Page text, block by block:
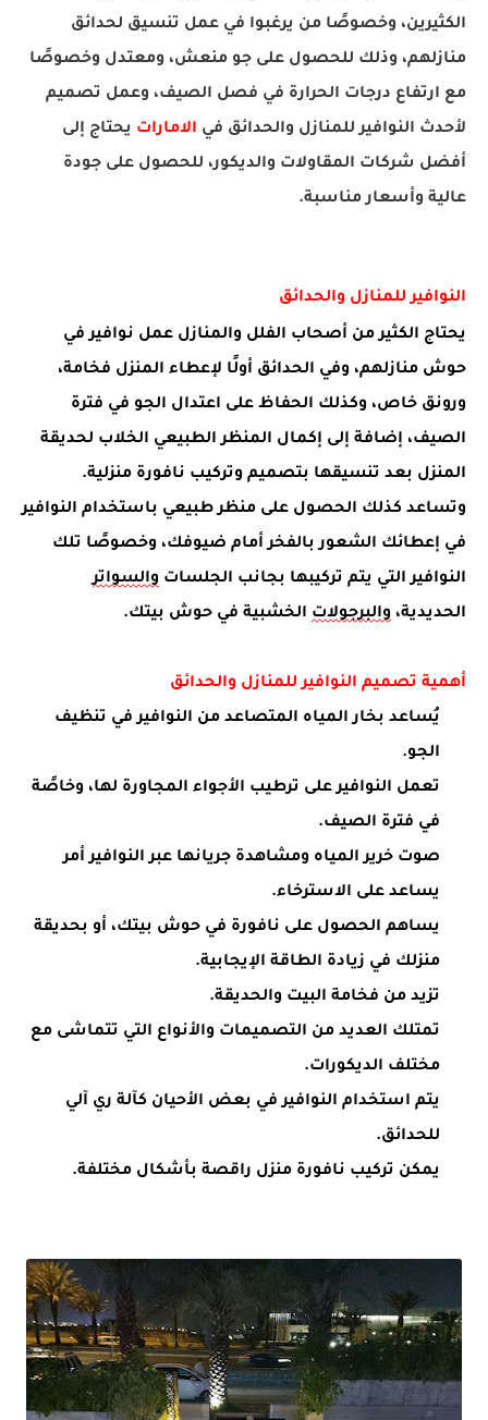
الكثيرين، وخصوصًا من يرغبوا في عمل تنسيق لحدائق
منازلهم، وذلك للحصول على جو منعش، ومعتدل وخصوصًا
مع ارتفاع درجات الحرارة في فصل الصيف، وعمل تصميم
لأحدث النوافير للمنازل والحدائق في الامارات يحتاج إلى
أفضل شركات المقاولات والديكور، للحصول على جودة
عالية وأسعار مناسبة.
النوافير للمنازل والحدائق
يحتاج الكثير من أصحاب الفلل والمنازل عمل نوافير في
حوش منازلهم، وفي الحدائق أولًا لإعطاء المنزل فخامة،
ورونق خاص، وكذلك الحفاظ على اعتدال الجو في فترة
الصيف، إضافة إلى إكمال المنظر الطبيعي الخلاب لحديقة
المنزل بعد تنسيقها بتصميم وتركيب نافورة منزلية.
وتساعد كذلك الحصول على منظر طبيعي باستخدام النوافير
في إعطائك الشعور بالفخر أمام ضيوفك، وخصوصًا تلك
النوافير التي يتم تركيبها بجانب الجلسات والسواتر
الحديدية، والبرجولات الخشبية في حوش بيتك.
أهمية تصميم النوافير للمنازل والحدائق
يُساعد بخار المياه المتصاعد من النوافير في تنظيف
الجو.
تعمل النوافير على ترطيب الأجواء المجاورة لها، وخاصًة
في فترة الصيف.
صوت خرير المياه ومشاهدة جريانها عبر النوافير أمر
يساعد على الاسترخاء.
يساهم الحصول على نافورة في حوش بيتك، أو بحديقة
منزلك في زيادة الطاقة الإيجابية.
تزيد من فخامة البيت والحديقة.
تمتلك العديد من التصميمات والأنواع التي تتماشى مع
مختلف الديكورات.
يتم استخدام النوافير في بعض الأحيان كآلة ري آلي
للحدائق.
يمكن تركيب نافورة منزل راقصة بأشكال مختلفة.